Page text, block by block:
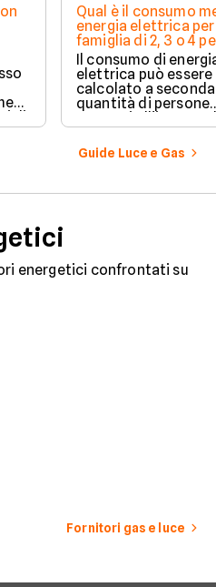
Qual è il consumo
energia elettrica per
famiglia di 2, 3 o 4
Il consumo di
elettrica può essere
calcolato a
quantità di persone
determinato
numerosi i fattori
influenzano questo
considerazione per
Guide Luce e Gas
energetici confrontati su
Fornitori gas e luce